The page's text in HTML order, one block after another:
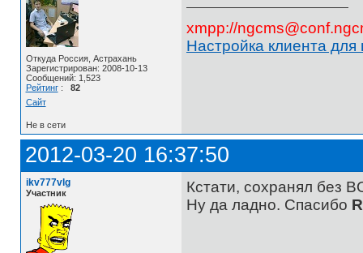
Откуда Россия, Астрахань
Зарегистрирован: 2008-10-13
Сообщений: 1,523
Рейтинг: 82
Сайт
xmpp://
Настройка клиента
Не в сети
2012-03-20 16:37:50
ikv777vlg
Участник
Кстати, сохранял без
Ну да ладно. Спасибо